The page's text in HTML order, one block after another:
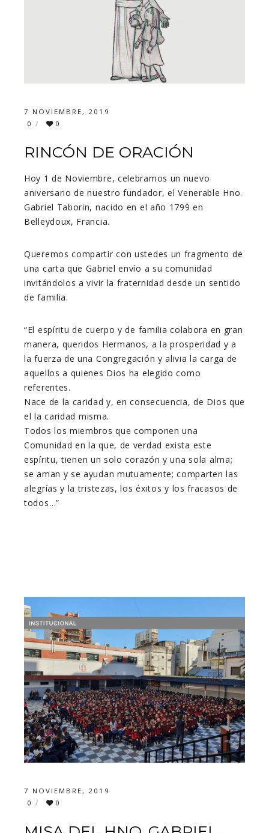
7 NOVIEMBRE, 2019
0
0
RINCÓN DE ORACIÓN
Hoy 1 de Noviembre, celebramos un nuevo
aniversario de nuestro fundador, el Venerable Hno.
Gabriel Taborin, nacido en el año 1799 en
Belleydoux, Francia.
Queremos compartir con ustedes un fragmento de
una carta que Gabriel envío a su comunidad
invitándolos a vivir la fraternidad desde un sentido
de familia.
“El espíritu de cuerpo y de familia colabora en gran
manera, queridos Hermanos, a la prosperidad y a
la fuerza de una Congregación y alivia la carga de
aquellos a quienes Dios ha elegido como
referentes.
Nace de la caridad y, en consecuencia, de Dios que
el la caridad misma.
Todos los miembros que componen una
Comunidad en la que, de verdad exista este
espíritu, tienen un solo corazón y una sola alma;
se aman y se ayudan mutuamente; comparten las
alegrías y la tristezas, los éxitos y los fracasos de
todos…”
7 NOVIEMBRE, 2019
0
0